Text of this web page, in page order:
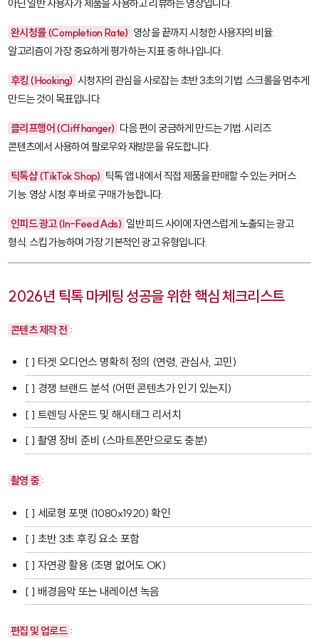
아닌 일반 사용자가 제품을 사용하고 리뷰하는 영상입니다.
완시청률 (Completion Rate) 영상을 끝까지 시청한 사용자의 비율.
알고리즘이 가장 중요하게 평가하는 지표 중 하나입니다.
후킹 (Hooking) 시청자의 관심을 사로잡는 초반 3초의 기법. 스크롤을 멈추게
만드는 것이 목표입니다.
클리프행어 (Cliffhanger) 다음 편이 궁금하게 만드는 기법. 시리즈
콘텐츠에서 사용하여 팔로우와 재방문을 유도합니다.
틱톡샵 (TikTok Shop) 틱톡 앱 내에서 직접 제품을 판매할 수 있는 커머스
기능. 영상 시청 후 바로 구매 가능합니다.
인피드 광고 (In-Feed Ads) 일반 피드 사이에 자연스럽게 노출되는 광고
형식. 스킵 가능하며 가장 기본적인 광고 유형입니다.
2026년 틱톡 마케팅 성공을 위한 핵심 체크리스트
콘텐츠 제작 전 :
[ ] 타겟 오디언스 명확히 정의 (연령, 관심사, 고민)
[ ] 경쟁 브랜드 분석 (어떤 콘텐츠가 인기 있는지)
[ ] 트렌딩 사운드 및 해시태그 리서치
[ ] 촬영 장비 준비 (스마트폰만으로도 충분)
촬영 중 :
[ ] 세로형 포맷 (1080x1920) 확인
[ ] 초반 3초 후킹 요소 포함
[ ] 자연광 활용 (조명 없어도 OK)
[ ] 배경음악 또는 내레이션 녹음
편집 및 업로드 :